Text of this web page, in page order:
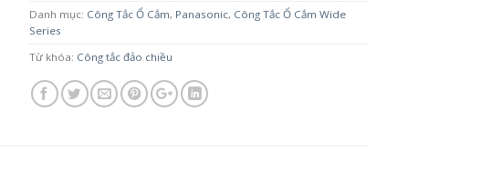
Danh mục: Công Tắc Ổ Cắm, Panasonic, Công Tắc Ổ Cắm Wide
Series
Từ khóa: Công tắc đảo chiều